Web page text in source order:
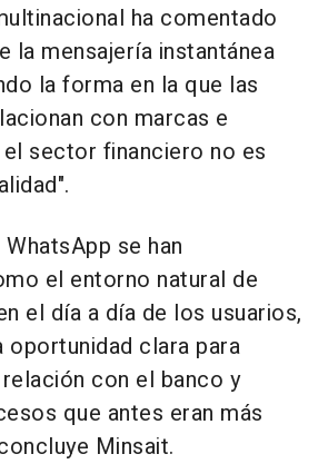
ha comentado
la mensajería instantánea
la forma en la que las
con marcas e
sector financiero no es
se han
el entorno natural de
el día a día de los usuarios,
oportunidad clara para
con el banco y
que antes eran más
Minsait.